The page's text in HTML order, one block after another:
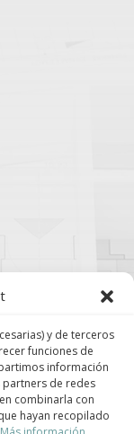
y de terceros
funciones de
información
partners de redes
combinarla con
hayan recopilado